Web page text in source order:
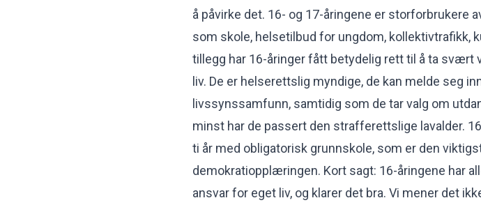
å påvirke det. 16- og 17-åringene er storforbrukere
som skole, helsetilbud for ungdom, kollektivtrafikk,
tillegg har 16-åringer fått betydelig rett til å ta svært
liv. De er helserettslig myndige, de kan melde seg
livssynssamfunn, samtidig som de tar valg om
minst har de passert den strafferettslige lavalder.
ti år med obligatorisk grunnskole, som er den
demokratiopplæringen. Kort sagt: 16-åringene har
ansvar for eget liv, og klarer det bra. Vi mener det